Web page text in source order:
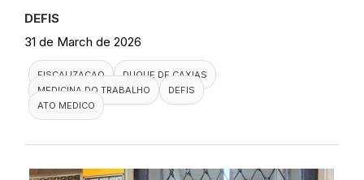
DEFIS
31 de March de 2026
FISCALIZACAO
DUQUE DE CAXIAS
MEDICINA DO TRABALHO
DEFIS
ATO MEDICO